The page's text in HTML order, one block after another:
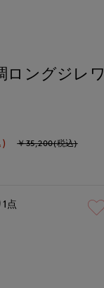
ロングジレワ
￥35,200(税込)
点